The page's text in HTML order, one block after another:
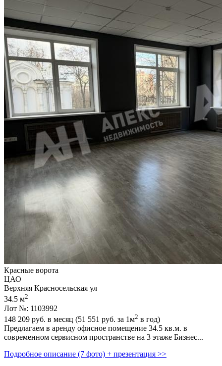
Красные ворота
ЦАО
Верхняя Красносельская ул
34.5 м2
Лот №: 1103992
148 209 руб. в месяц (51 551 руб. за 1м2 в год)
Предлагаем в аренду офисное помещение 34.5 кв.м. в
современном сервисном пространстве на 3 этаже Бизнес...
Подробное описание (7 фото) + презентация >>